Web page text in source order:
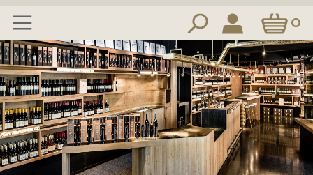
Carrello0
Salta
al
contenuto